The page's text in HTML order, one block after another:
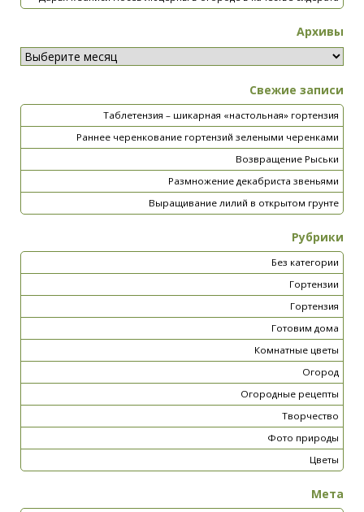
Архивы
Свежие записи
Таблетензия – шикарная «настольная» гортензия
Раннее черенкование гортензий зелеными черенками
Возвращение Рыськи
Размножение декабриста звеньями
Выращивание лилий в открытом грунте
Рубрики
Без категории
Гортензии
Гортензия
Готовим дома
Комнатные цветы
Огород
Огородные рецепты
Творчество
Фото природы
Цветы
Мета